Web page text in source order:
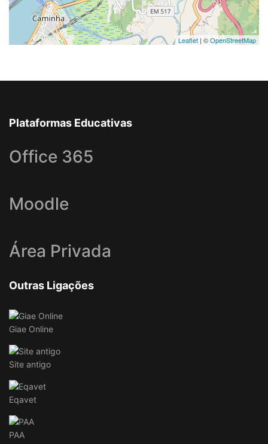
Leaflet | ©OpenStreetMap
Plataformas Educativas
Office 365
Moodle
Área Privada
Outras Ligações
Giae Online
Site antigo
Eqavet
PAA